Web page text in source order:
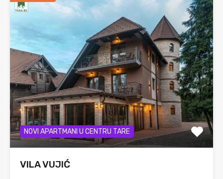
NOVI APARTMANI U CENTRU TARE
VILA VUJIĆ